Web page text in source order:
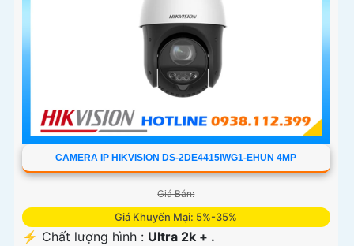
CAMERA IP HIKVISION DS-2DE4415IWG1-EHUN 4MP
Giá Bán:
Giá Khuyến Mại: 5%-35%
️⚡ Chất lượng hình : Ultra 2k + .